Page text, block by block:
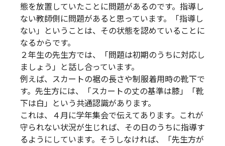
態を放置していたことに問題があるのです。指導し
ない教師側に問題があると思っています。「指導し
ない」ということは、その状態を認めていることに
なるからです。
２年生の先生方では、「問題は初期のうちに対応し
ましょう」と話し合っています。
例えば、スカートの裾の長さや制服着用時の靴下で
す。先生方には、「スカートの丈の基準は膝」「靴
下は白」という共通認識があります。
これは、４月に学年集会で伝えてあります。これが
守られない状況が生じれば、その日のうちに指導す
るようにしています。そうしなければ、「先生方が